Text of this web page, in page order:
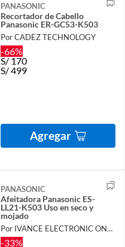
PANASONIC
Recortador de Cabello
Panasonic ER-GC53-K503
Por CADEZ TECHNOLOGY
-66%
S/170
S/499
Agregar
PANASONIC
Afeitadora Panasonic ES-
LL21-K503 Uso en seco y
mojado
Por IVANCE ELECTRONIC ONLINE
-33%